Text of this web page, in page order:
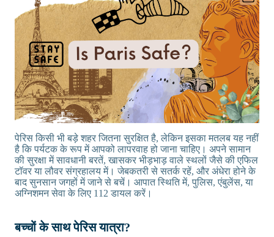
पेरिस किसी भी बड़े शहर जितना सुरक्षित है, लेकिन इसका मतलब यह नहीं
है कि पर्यटक के रूप में आपको लापरवाह हो जाना चाहिए। अपने सामान
की सुरक्षा में सावधानी बरतें, खासकर भीड़भाड़ वाले स्थलों जैसे की एफिल
टॉवर या लौवर संग्रहालय में। जेबकतरी से सतर्क रहें, और अंधेरा होने के
बाद सुनसान जगहों में जाने से बचें। आपात स्थिति में, पुलिस, एंबुलेंस, या
अग्निशमन सेवा के लिए 112 डायल करें।
बच्चों के साथ पेरिस यात्रा?